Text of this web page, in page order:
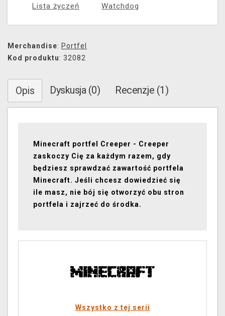
Lista życzeń Watchdog
Merchandise: Portfel
Kod produktu: 32082
Opis Dyskusja (0) Recenzje (1)
Minecraft portfel Creeper - Creeper
zaskoczy Cię za każdym razem, gdy
będziesz sprawdzać zawartość portfela
Minecraft. Jeśli chcesz dowiedzieć się
ile masz, nie bój się otworzyć obu stron
portfela i zajrzeć do środka.
Wszystko z tej serii